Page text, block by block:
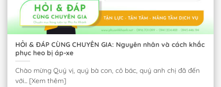
HỎI & ĐÁP CÙNG CHUYÊN GIA: Nguyên nhân và cách khắc
phục heo bị áp-xe
Chào mừng Quý vị, quý bà con, cô bác, quý anh chị đã đến
với... [Xem thêm]